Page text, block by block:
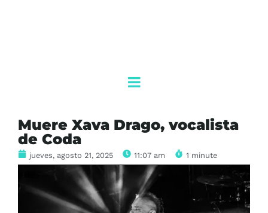
Muere Xava Drago, vocalista
de Coda
jueves, agosto 21, 2025 11:07 am 1 minute